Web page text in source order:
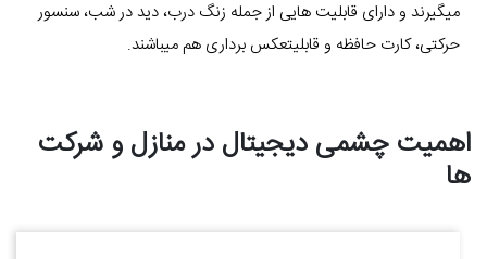
میگیرند و دارای قابلیت هایی از جمله زنگ درب، دید در شب، سنسور
حرکتی، کارت حافظه و قابلیتعکس برداری هم میباشند.
اهمیت چشمی دیجیتال در منازل و شرکت
ها